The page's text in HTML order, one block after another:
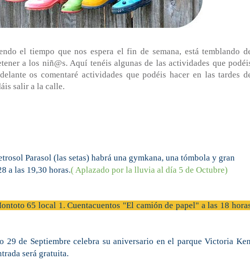
el tiempo que nos espera el fin de semana, está temblando
a los niñ@s. Aquí tenéis algunas de las actividades que
os comentaré actividades que podéis hacer en las tardes
salir a la calle.
Parasol (las setas) habrá una gymkana, una tómbola y gran
a las 19,30 horas.( Aplazado por la lluvia al día 5 de Octubre)
65 local 1. Cuentacuentos "El camión de papel" a las 18
29 de Septiembre celebra su aniversario en el parque Victoria
será gratuita.